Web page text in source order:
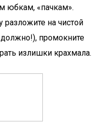
юбкам, «пачкам».
на чистой
промокните
излишки крахмала.